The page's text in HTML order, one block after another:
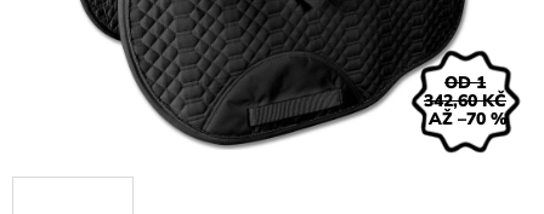
OD 1
342,60 KČ
AŽ –70 %